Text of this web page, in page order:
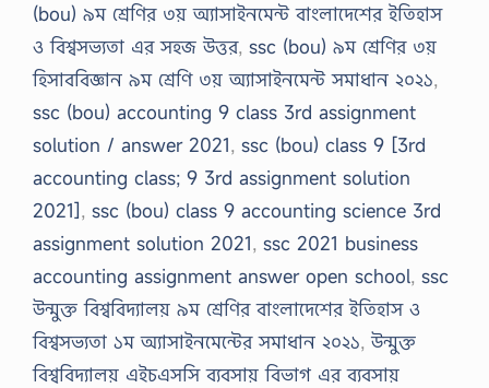
(bou) ৯ম শ্রেণির ৩য় অ্যাসাইনমেন্ট বাংলাদেশের ইতিহাস
ও বিশ্বসভ্যতা এর সহজ উত্তর, ssc (bou) ৯ম শ্রেণির ৩য়
হিসাববিজ্ঞান ৯ম শ্রেণি ৩য় অ্যাসাইনমেন্ট সমাধান ২০২১,
ssc (bou) accounting 9 class 3rd assignment
solution / answer 2021, ssc (bou) class 9 [3rd
accounting class; 9 3rd assignment solution
2021], ssc (bou) class 9 accounting science 3rd
assignment solution 2021, ssc 2021 business
accounting assignment answer open school, ssc
উন্মুক্ত বিশ্ববিদ্যালয় ৯ম শ্রেণির বাংলাদেশের ইতিহাস ও
বিশ্বসভ্যতা ১ম অ্যাসাইনমেন্টের সমাধান ২০২১,উন্মুক্ত
বিশ্ববিদ্যালয় এইচএসসি ব্যবসায় বিভাগ এর ব্যবসায়